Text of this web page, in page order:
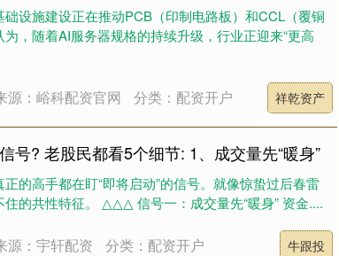
设施建设正在推动PCB（印制电路板）和CCL（覆铜
，随着AI服务器规格的持续升级，行业正迎来“更高
源：峪科配资官网 分类：配资开户 祥乾资产
号? 老股民都看5个细节: 1、成交量先“暖身”
的高手都在盯“即将启动”的信号。就像惊蛰过后春雷
的共性特征。 △△△ 信号一：成交量先“暖身” 资金....
源：宇轩配资 分类：配资开户 牛跟投